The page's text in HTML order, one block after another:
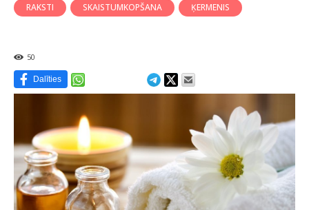
RAKSTI SKAISTUMKOPŠANA ĶERMENIS
50
Dalīties